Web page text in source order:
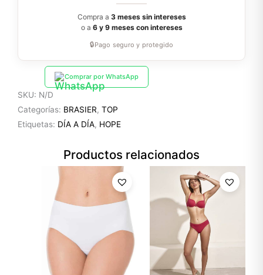
Compra a 3 meses sin intereses
o a 6 y 9 meses con intereses
🔒Pago seguro y protegido
Comprar por WhatsApp
SKU: N/D
Categorías: BRASIER, TOP
Etiquetas: DÍA A DÍA, HOPE
Productos relacionados